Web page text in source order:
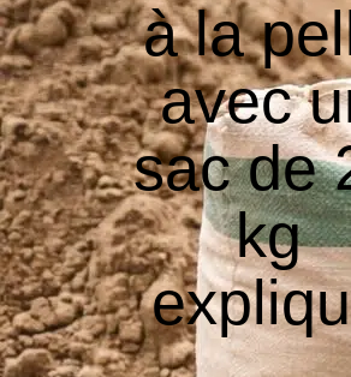
à la
avec
sac de
kg